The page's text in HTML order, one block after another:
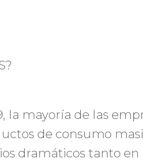
la mayoría de las
de consumo
dramáticos tanto en